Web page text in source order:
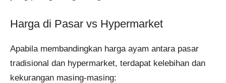
Harga di Pasar vs Hypermarket
Apabila membandingkan harga ayam antara pasar
tradisional dan hypermarket, terdapat kelebihan dan
kekurangan masing-masing: